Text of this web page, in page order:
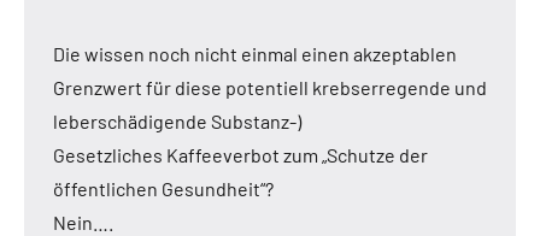
Die wissen noch nicht einmal einen akzeptablen
Grenzwert für diese potentiell krebserregende und
leberschädigende Substanz-)
Gesetzliches Kaffeeverbot zum „Schutze der
öffentlichen Gesundheit“?
Nein….